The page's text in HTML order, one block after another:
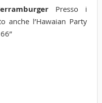
Presso i
anche l’Hawaian Party